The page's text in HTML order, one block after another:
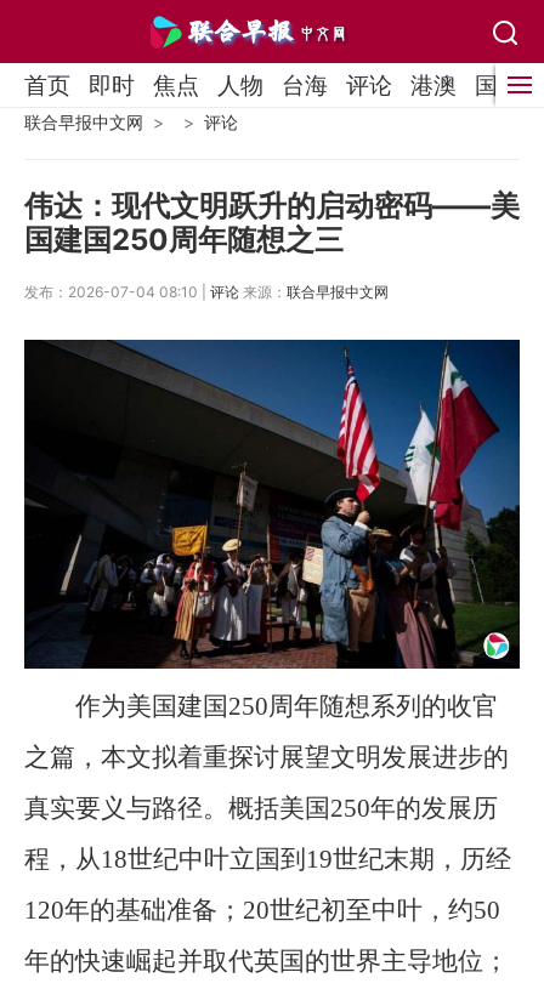
首页 即时 焦点 人物 台海 评论 港澳 国际
联合早报中文网 评论
伟达：现代文明跃升的启动密码——美
国建国250周年随想之三
发布：2026-07-04 08:10 | 评论 来源： 联合早报中文网
作为美国建国250周年随想系列的收官
之篇，本文拟着重探讨展望文明发展进步的
真实要义与路径。概括美国250年的发展历
程，从18世纪中叶立国到19世纪末期，历经
120年的基础准备；20世纪初至中叶，约50
年的快速崛起并取代英国的世界主导地位；